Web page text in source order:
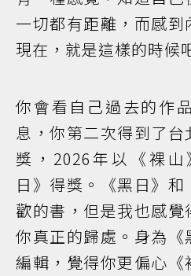
一切都有距離，而感到
現在，就是這樣的時候
你會看自己過去的作
息，你第二次得到了
獎，2026年以《裸
日》得獎。《黑日》
歡的書，但是我也感
你真正的歸處。身為
編輯，覺得你更偏心